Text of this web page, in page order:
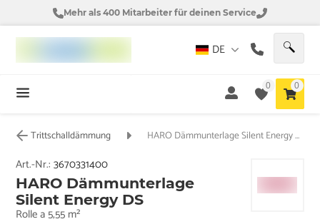
Mehr als 400 Mitarbeiter für deinen Service
DE
0 0
Trittschalldämmung HARO Dämmunterlage Silent Energy DS
Art.-Nr.:3670331400
HARO Dämmunterlage
Silent Energy DS
Rolle a 5,55 m²